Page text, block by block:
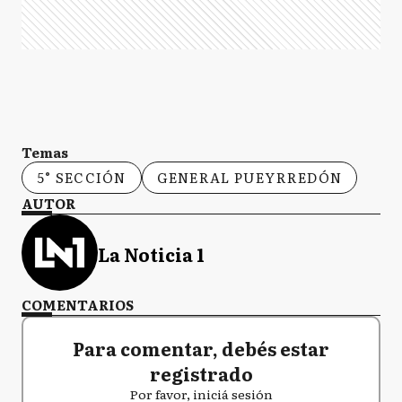
Temas
5° SECCIÓN
GENERAL PUEYRREDÓN
AUTOR
La Noticia 1
COMENTARIOS
Para comentar, debés estar
registrado
Por favor, iniciá sesión